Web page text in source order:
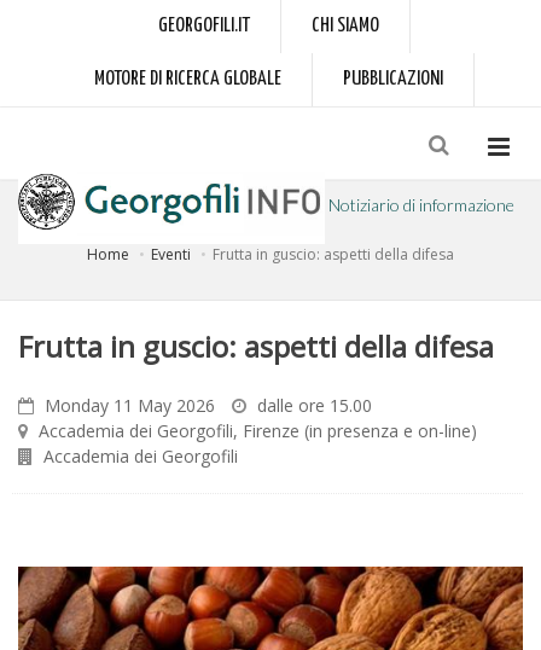
GEORGOFILI.IT CHI SIAMO
MOTORE DI RICERCA GLOBALE PUBBLICAZIONI
Notiziario di informazione
Home Eventi Frutta in guscio: aspetti della difesa
Frutta in guscio: aspetti della difesa
Monday 11 May 2026
dalle ore 15.00
Accademia dei Georgofili, Firenze (in presenza e on-line)
Accademia dei Georgofili